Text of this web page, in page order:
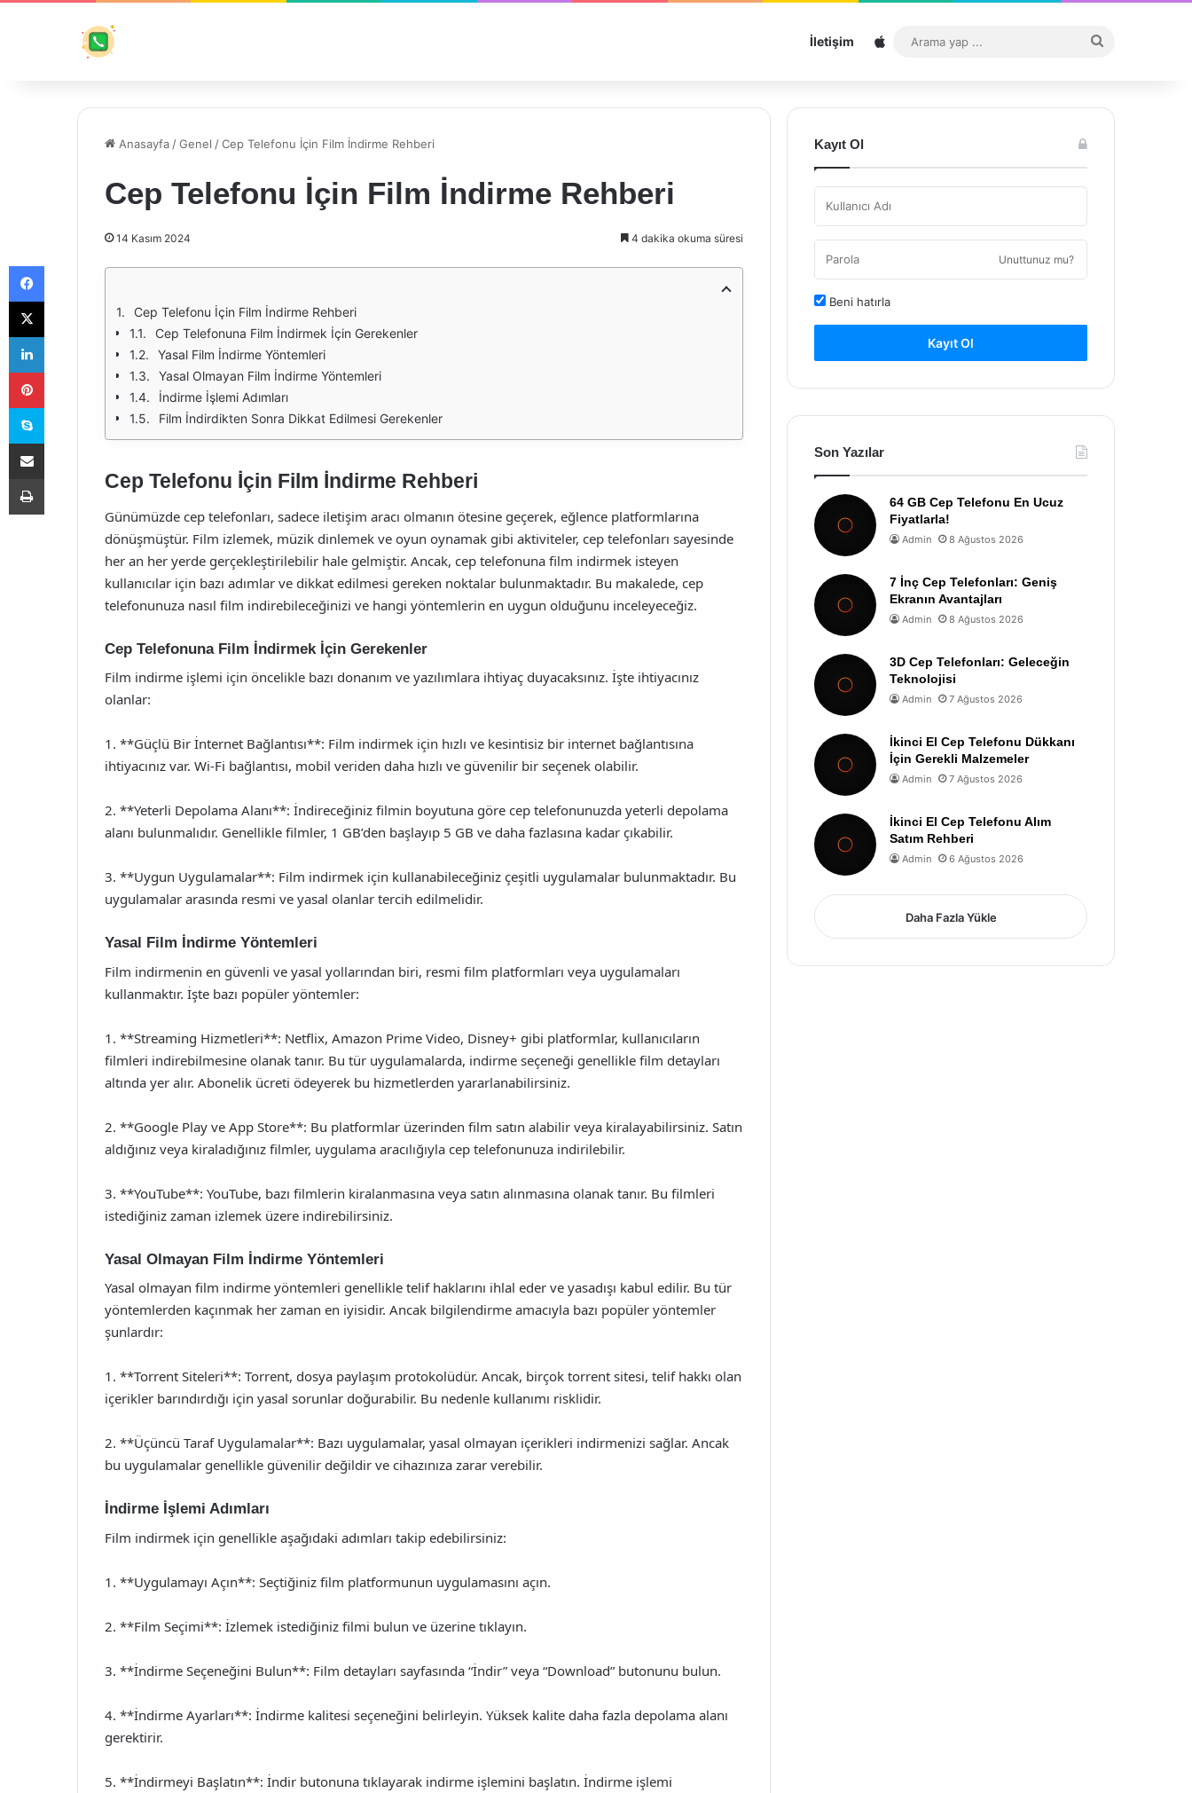
İletişim Sitemap
...
Anasayfa /Genel /Cep Telefonu İçin Film İndirme Rehberi
Cep Telefonu İçin Film İndirme Rehberi
14 Kasım 2024 4 dakika okuma süresi
Cep Telefonu İçin Film İndirme Rehberi
Cep Telefonuna Film İndirmek İçin Gerekenler
Yasal Film İndirme Yöntemleri
Yasal Olmayan Film İndirme Yöntemleri
İndirme İşlemi Adımları
Film İndirdikten Sonra Dikkat Edilmesi Gerekenler
Cep Telefonu İçin Film İndirme Rehberi
Günümüzde cep telefonları, sadece iletişim aracı olmanın ötesine geçerek, eğlence platformlarına
dönüşmüştür. Film izlemek, müzik dinlemek ve oyun oynamak gibi aktiviteler, cep telefonları sayesinde
her an her yerde gerçekleştirilebilir hale gelmiştir. Ancak, cep telefonuna film indirmek isteyen
kullanıcılar için bazı adımlar ve dikkat edilmesi gereken noktalar bulunmaktadır. Bu makalede, cep
telefonunuza nasıl film indirebileceğinizi ve hangi yöntemlerin en uygun olduğunu inceleyeceğiz.
Cep Telefonuna Film İndirmek İçin Gerekenler
Film indirme işlemi için öncelikle bazı donanım ve yazılımlara ihtiyaç duyacaksınız. İşte ihtiyacınız
olanlar:
1. **Güçlü Bir İnternet Bağlantısı**: Film indirmek için hızlı ve kesintisiz bir internet bağlantısına
ihtiyacınız var. Wi-Fi bağlantısı, mobil veriden daha hızlı ve güvenilir bir seçenek olabilir.
2. **Yeterli Depolama Alanı**: İndireceğiniz filmin boyutuna göre cep telefonunuzda yeterli depolama
alanı bulunmalıdır. Genellikle filmler, 1 GB’den başlayıp 5 GB ve daha fazlasına kadar çıkabilir.
3. **Uygun Uygulamalar**: Film indirmek için kullanabileceğiniz çeşitli uygulamalar bulunmaktadır. Bu
uygulamalar arasında resmi ve yasal olanlar tercih edilmelidir.
Yasal Film İndirme Yöntemleri
Film indirmenin en güvenli ve yasal yollarından biri, resmi film platformları veya uygulamaları
kullanmaktır. İşte bazı popüler yöntemler:
1. **Streaming Hizmetleri**: Netflix, Amazon Prime Video, Disney+ gibi platformlar, kullanıcıların
filmleri indirebilmesine olanak tanır. Bu tür uygulamalarda, indirme seçeneği genellikle film detayları
altında yer alır. Abonelik ücreti ödeyerek bu hizmetlerden yararlanabilirsiniz.
2. **Google Play ve App Store**: Bu platformlar üzerinden film satın alabilir veya kiralayabilirsiniz. Satın
aldığınız veya kiraladığınız filmler, uygulama aracılığıyla cep telefonunuza indirilebilir.
3. **YouTube**: YouTube, bazı filmlerin kiralanmasına veya satın alınmasına olanak tanır. Bu filmleri
istediğiniz zaman izlemek üzere indirebilirsiniz.
Yasal Olmayan Film İndirme Yöntemleri
Yasal olmayan film indirme yöntemleri genellikle telif haklarını ihlal eder ve yasadışı kabul edilir. Bu tür
yöntemlerden kaçınmak her zaman en iyisidir. Ancak bilgilendirme amacıyla bazı popüler yöntemler
şunlardır:
1. **Torrent Siteleri**: Torrent, dosya paylaşım protokolüdür. Ancak, birçok torrent sitesi, telif hakkı olan
içerikler barındırdığı için yasal sorunlar doğurabilir. Bu nedenle kullanımı risklidir.
2. **Üçüncü Taraf Uygulamalar**: Bazı uygulamalar, yasal olmayan içerikleri indirmenizi sağlar. Ancak
bu uygulamalar genellikle güvenilir değildir ve cihazınıza zarar verebilir.
İndirme İşlemi Adımları
Film indirmek için genellikle aşağıdaki adımları takip edebilirsiniz:
1. **Uygulamayı Açın**: Seçtiğiniz film platformunun uygulamasını açın.
2. **Film Seçimi**: İzlemek istediğiniz filmi bulun ve üzerine tıklayın.
3. **İndirme Seçeneğini Bulun**: Film detayları sayfasında “İndir” veya “Download” butonunu bulun.
4. **İndirme Ayarları**: İndirme kalitesi seçeneğini belirleyin. Yüksek kalite daha fazla depolama alanı
gerektirir.
5. **İndirmeyi Başlatın**: İndir butonuna tıklayarak indirme işlemini başlatın. İndirme işlemi
Kayıt Ol
Unuttunuz mu?
Beni hatırla
Kayıt Ol
Son Yazılar
64 GB Cep Telefonu En Ucuz
Fiyatlarla!
Admin 8 Ağustos 2026
7 İnç Cep Telefonları: Geniş
Ekranın Avantajları
Admin 8 Ağustos 2026
3D Cep Telefonları: Geleceğin
Teknolojisi
Admin 7 Ağustos 2026
İkinci El Cep Telefonu Dükkanı
İçin Gerekli Malzemeler
Admin 7 Ağustos 2026
İkinci El Cep Telefonu Alım
Satım Rehberi
Admin 6 Ağustos 2026
Daha Fazla Yükle
Facebook
X
LinkedIn
Pinterest
Skype
E-Posta ile paylaş